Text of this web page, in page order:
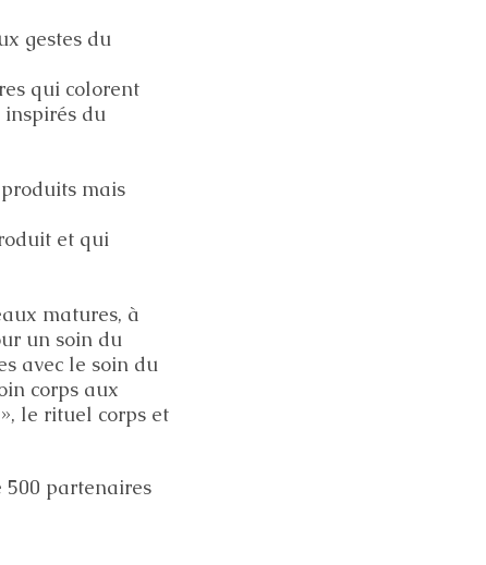
gestes du
qui colorent
du
mais
et qui
matures, à
un soin du
avec le soin du
corps aux
le rituel corps et
500 partenaires